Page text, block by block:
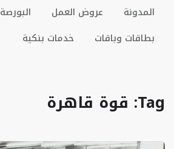
المدونة عروض العمل البورصة
بطاقات وباقات
خدمات بنكية
Tag: قوة قاهرة